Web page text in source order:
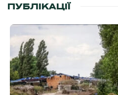
ПУБЛІКАЦІЇ